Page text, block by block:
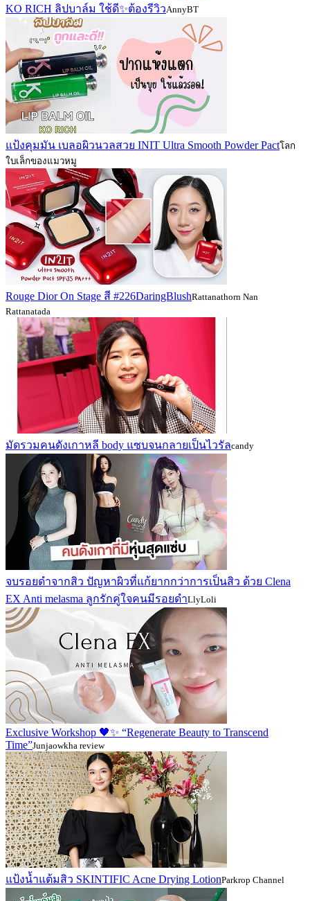
KO RICH ลิปบาล์ม ใช้ดี✨ต้องรีวิวAnnyBT
แป้งคุมมัน เบลอผิวนวลสวย INIT Ultra Smooth Powder Pactโลก
ใบเล็กของแมวหมู
Rouge Dior On Stage สี #226DaringBlushRattanathorn Nan
Rattanatada
มัดรวมคนดังเกาหลี body แซบจนกลายเป็นไวรัลcandy
จบรอยดำจากสิว ปัญหาผิวที่แก้ยากกว่าการเป็นสิว ด้วย Clena
EX Anti melasma ลูกรักคู่ใจคนมีรอยดำLlyLoli
Exclusive Workshop 🖤✨ “Regenerate Beauty to Transcend
Time”Junjaowkha review
แป้งน้ำแต้มสิว SKINTIFIC Acne Drying LotionParkrop Channel